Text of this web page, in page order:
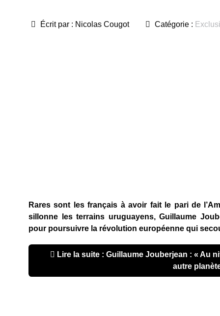
Écrit par : Nicolas Cougot Catégorie :
Rares sont les français à avoir fait le pari de
sillonne les terrains uruguayens, Guillaume
pour poursuivre la révolution européenne qui
Lire la suite : Guillaume Jouberjean : « Au
autre